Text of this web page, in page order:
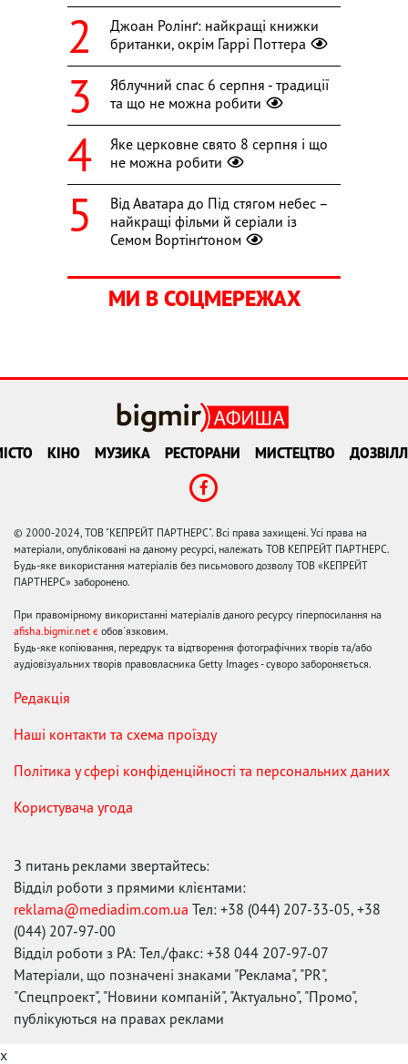
Джоан Ролінґ: найкращі книжки
британки, окрім Гаррі Поттера
Яблучний спас 6 серпня - традиції
та що не можна робити
Яке церковне свято 8 серпня і що
не можна робити
Від Аватара до Під стягом небес –
найкращі фільми й серіали із
Семом Вортінґтоном
МИ В СОЦМЕРЕЖАХ
КІНО МУЗИКА РЕСТОРАНИ МИСТЕЦТВО
© 2000-2024, ТОВ "КЕПРЕЙТ ПАРТНЕРС". Всі права захищені. Усі права на
матеріали, опубліковані на даному ресурсі, належать ТОВ КЕПРЕЙТ ПАРТНЕРС.
Будь-яке використання матеріалів без письмового дозволу ТОВ «КЕПРЕЙТ
ПАРТНЕРС» заборонено.
При правомірному використанні матеріалів даного ресурсу гіперпосилання на
afisha.bigmir.net є обов'язковим.
Будь-яке копіювання, передрук та відтворення фотографічних творів та/або
аудіовізуальних творів правовласника Getty Images - суворо забороняється.
Редакція
Наші контакти та схема проїзду
Політика у сфері конфіденційності та персональних даних
Користувача угода
З питань реклами звертайтесь:
Відділ роботи з прямими клієнтами:
reklama@mediadim.com.ua Тел: +38 (044) 207-33-05, +38
(044) 207-97-00
Відділ роботи з РА: Тел./факс: +38 044 207-97-07
Матеріали, що позначені знаками "Реклама", "PR",
"Спецпроект", "Новини компаній", "Актуально", "Промо",
публікуються на правах реклами
x